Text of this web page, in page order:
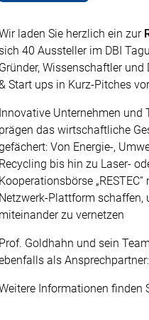
laden Sie herzlich ein zur
sich 40 Aussteller im DBI
Gründer, Wissenschaftler
& Start ups in Kurz-Pitches
Innovative Unternehmen und
prägen das wirtschaftliche
Von Energie-,
Recycling bis hin zu Laser-
Kooperationsbörse
Netzwerk-Plattform schaffen,
miteinander zu vernetzen
Prof. Goldhahn und sein
als
Informationen finden